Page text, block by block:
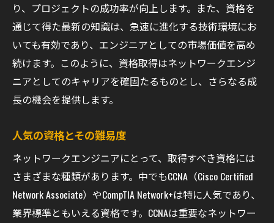
り、プロジェクトの成功率が向上します。また、資格を
通じて得た最新の知識は、急速に進化する技術環境にお
いても有効であり、エンジニアとしての市場価値を高め
続けます。このように、資格取得はネットワークエンジ
ニアとしてのキャリアを確固たるものとし、さらなる成
長の機会を提供します。
人気の資格とその難易度
ネットワークエンジニアにとって、取得すべき資格には
さまざまな種類があります。中でもCCNA（Cisco Certified
Network Associate）やCompTIA Network+は特に人気であり、
業界標準ともいえる資格です。CCNAは重要なネットワー